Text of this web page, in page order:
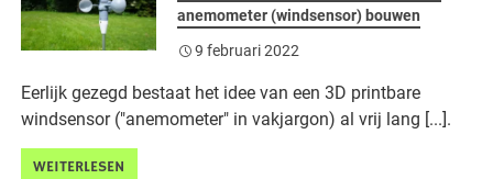
anemometer (windsensor) bouwen
9 februari 2022
Eerlijk gezegd bestaat het idee van een 3D printbare
windsensor ("anemometer" in vakjargon) al vrij lang [...].
WEITERLESEN